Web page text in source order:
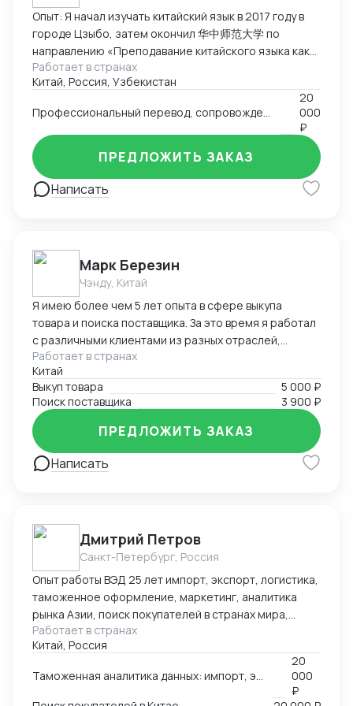
Опыт: Я начал изучать китайский язык в 2017 году в
городе Цзыбо, затем окончил 华中师范大学 по
направлению «Преподавание китайского языка как
иностранного». Прожил в Китае восемь лет,
занимался преподаванием китайского языка
иностранцам, работал переводчиком и участвовал в
международных проектах. Кроме педагогической
деятельности, я проводил аудиты китайских заводов,
инспекции товаров перед экспортом и оценку
соответствия продукции требованиям заказчиков.
Этот опыт укрепил мои навыки деловой
работа с фонетикой и устной речью. Межкультурная
коммуникация и ведение деловых переговоров.
Аудит заводов, инспекция товаров, контроль
качества перед отправкой. Перевод (устный и
письменный) в образовательной и коммерческой
сферах. Использование цифровых инструментов и
образовательных технологий в обучении.
Работает в странах
Китай, Россия, Узбекистан
Профессиональный перевод, сопровождение, аудит и инспекция товаров, подбор партнёров, консультации по импорту/экспорту
20
000
₽
Написать
ПРЕДЛОЖИТЬ ЗАКАЗ
Марк Березин
Чэнду, Китай
Я имею более чем 5 лет опыта в сфере выкупа
товара и поиска поставщика. За это время я работал
с различными клиентами из разных отраслей,
включая розничную торговлю, электронику, моду и
другие. Я успешно находил поставщиков для
клиентов, помогал им получить выгодные условия и
заключал успешные сделки.
Работает в странах
Китай
Выкуп товара
5 000 ₽
Поиск поставщика
3 900 ₽
Написать
ПРЕДЛОЖИТЬ ЗАКАЗ
Дмитрий Петров
Санкт-Петербург, Россия
Опыт работы ВЭД 25 лет импорт, экспорт, логистика,
таможенное оформление, маркетинг, аналитика
рынка Азии, поиск покупателей в странах мира,
производителей, партнеров, реклама, выставки в
Китае, продвижение в Азии, консультации по ВЭД,
обучение. 🌍Официальный представитель в России
Российско-Китайского БЦ город Чанша 🌍
Эксклюзивный представитель в России и странах
Работает в странах
Китай, Россия
Таможенная аналитика данных: импорт, экспорт по 252 странам мира
20
000
₽